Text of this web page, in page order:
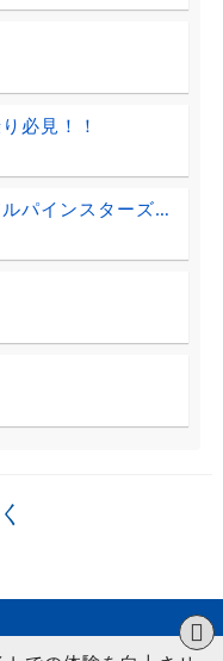
必見！！
パインスターズ…